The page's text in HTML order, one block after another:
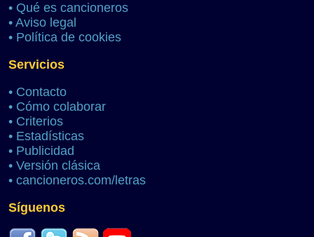
• Qué es cancioneros
• Aviso legal
• Política de cookies
Servicios
• Contacto
• Cómo colaborar
• Criterios
• Estadísticas
• Publicidad
• Versión clásica
• cancioneros.com/letras
Síguenos